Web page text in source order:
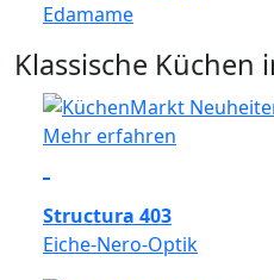
Edamame
Klassische
Mehr erfahren
Structura 403
Eiche-Nero-Optik